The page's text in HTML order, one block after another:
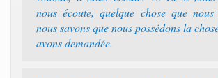
nous écoute, quelque chose que nous
nous savons que nous possédons la
avons demandée.